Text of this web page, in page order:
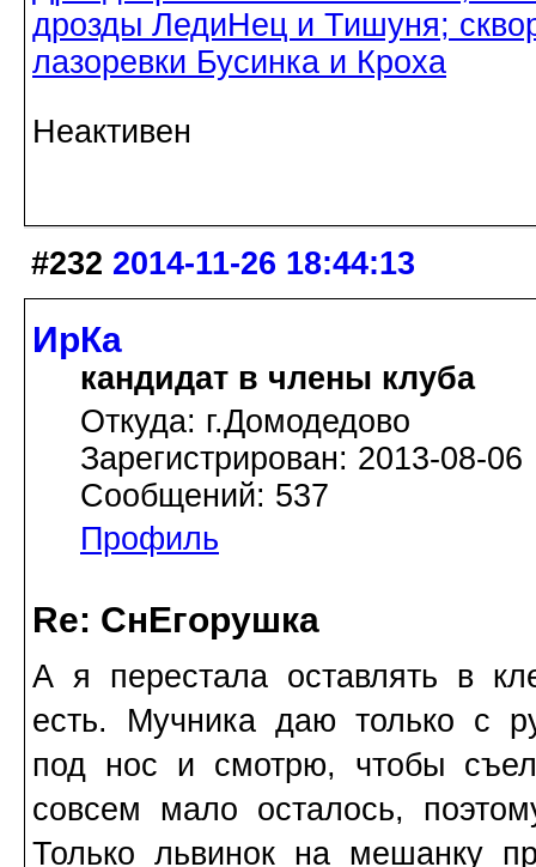
дрозды ЛедиНец и Тишуня;
лазоревки Бусинка и Кроха
Неактивен
#232 2014-11-26 18:44:13
ИрКа
кандидат в члены клуба
Откуда: г.Домодедово
Зарегистрирован: 2013-08-06
Сообщений: 537
Профиль
Re: СнЕгорушка
А я перестала оставлять в
есть. Мучника даю только с
под нос и смотрю, чтобы
совсем мало осталось,
Только львинок на мешанку